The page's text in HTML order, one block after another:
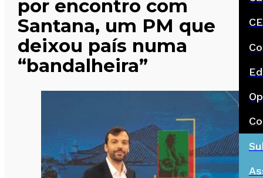
por encontro com
Santana, um PM que
deixou país numa
“bandalheira”